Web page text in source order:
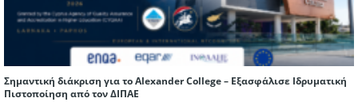
Σημαντική διάκριση για το Alexander College – Εξασφάλισε Ιδρυματική
Πιστοποίηση από τον ΔΙΠΑΕ